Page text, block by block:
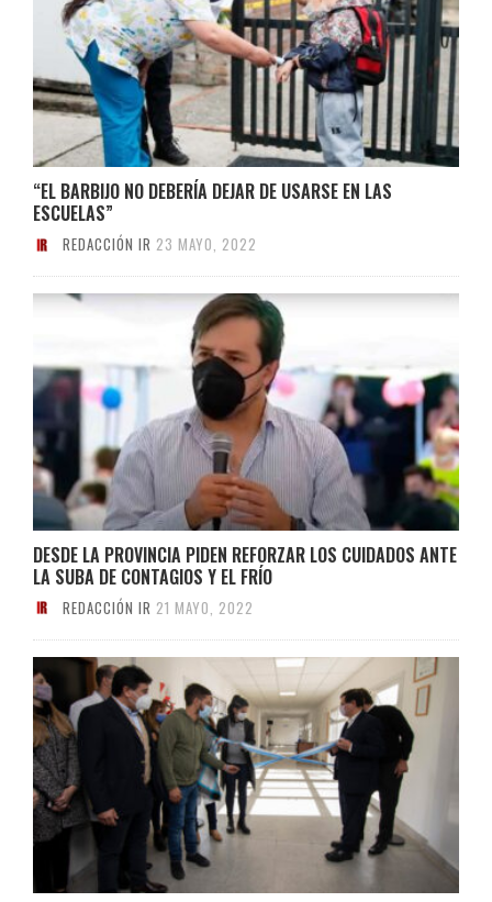
“EL BARBIJO NO DEBERÍA DEJAR DE USARSE EN LAS
ESCUELAS”
REDACCIÓN IR 23 MAYO, 2022
DESDE LA PROVINCIA PIDEN REFORZAR LOS CUIDADOS ANTE
LA SUBA DE CONTAGIOS Y EL FRÍO
REDACCIÓN IR 21 MAYO, 2022